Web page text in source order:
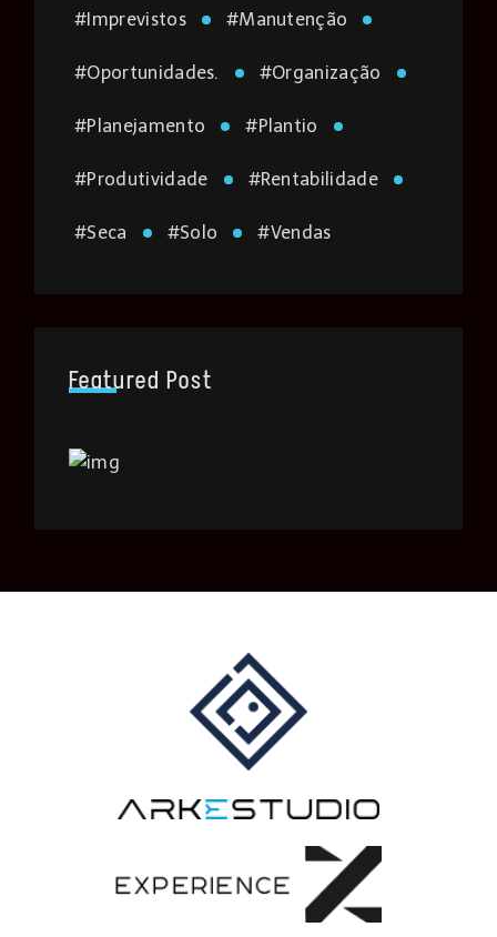
Imprevistos
# Manutenção
#
Oportunidades.
# Organização
#
Planejamento
# Plantio
#
Produtividade
# Rentabilidade
#
Seca
# Solo
# Vendas
#
Featured Post